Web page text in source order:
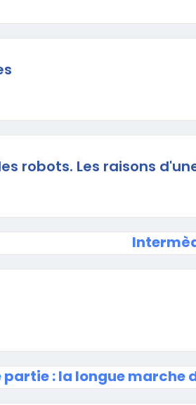
robots. Les raisons
partie : la longue